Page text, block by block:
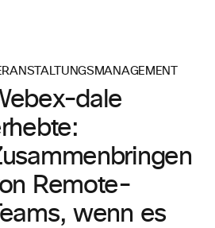
dale
Remote-
wenn es